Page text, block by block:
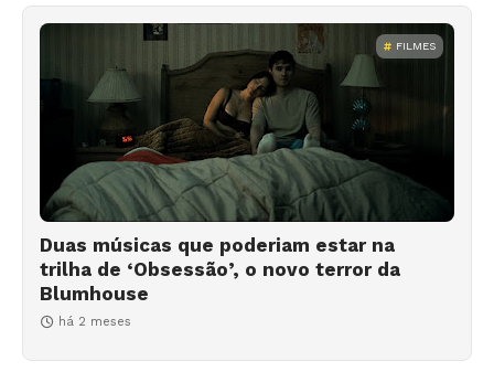
FILMES
Duas músicas que poderiam estar na
trilha de ‘Obsessão’, o novo terror da
Blumhouse
há 2 meses